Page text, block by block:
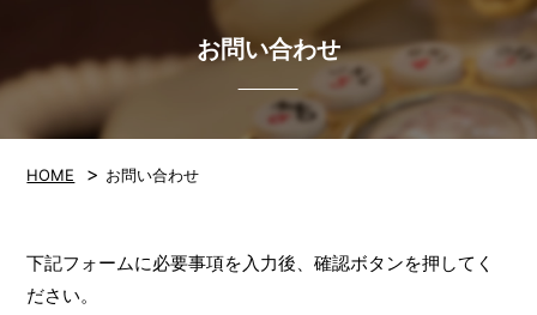
お問い合わせ
HOME > お問い合わせ
下記フォームに必要事項を入力後、確認ボタンを押してく
ださい。